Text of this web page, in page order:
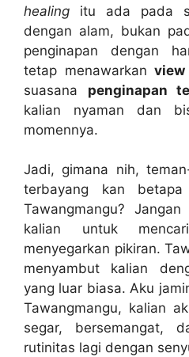
healing itu ada pada
dengan alam, bukan
penginapan dengan
tetap menawarkanview
suasana penginapan
kalian nyaman dan
momennya.
Jadi, gimana nih,
terbayang kan
Tawangmangu?
kalian untuk
menyegarkan pikiran.
menyambut kalian
yang luar biasa. Aku
Tawangmangu, kalian
segar, bersemangat,
rutinitas lagi dengan